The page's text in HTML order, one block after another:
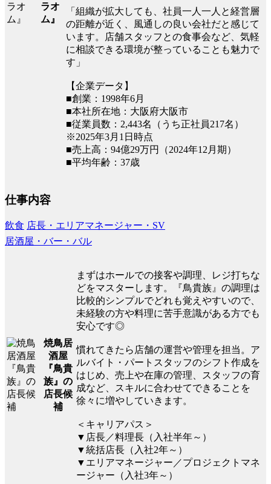
ラオ
ム』
「組織が拡大しても、社員一人一人と経営層
の距離が近く、風通しの良い会社だと感じて
います。店舗スタッフとの食事会など、気軽
に相談できる環境が整っていることも魅力で
す」
【企業データ】
■創業：1998年6月
■本社所在地：大阪府大阪市
■従業員数：2,443名（うち正社員217名）
※2025年3月1日時点
■売上高：94億29万円（2024年12月期）
■平均年齢：37歳
仕事内容
飲食 店長・エリアマネージャー・SV
居酒屋・バー・バル
焼鳥居
酒屋
『鳥貴
族』の
店長候
補
まずはホールでの接客や調理、レジ打ちな
どをマスターします。『鳥貴族』の調理は
比較的シンプルでどれも覚えやすいので、
未経験の方や料理に苦手意識がある方でも
安心です◎
慣れてきたら店舗の運営や管理を担当。ア
ルバイト・パートスタッフのシフト作成を
はじめ、売上や在庫の管理、スタッフの育
成など、スキルに合わせてできることを
徐々に増やしていきます。
＜キャリアパス＞
▼店長／料理長（入社半年～）
▼統括店長（入社2年～）
▼エリアマネージャー／プロジェクトマネ
ージャー（入社3年～）